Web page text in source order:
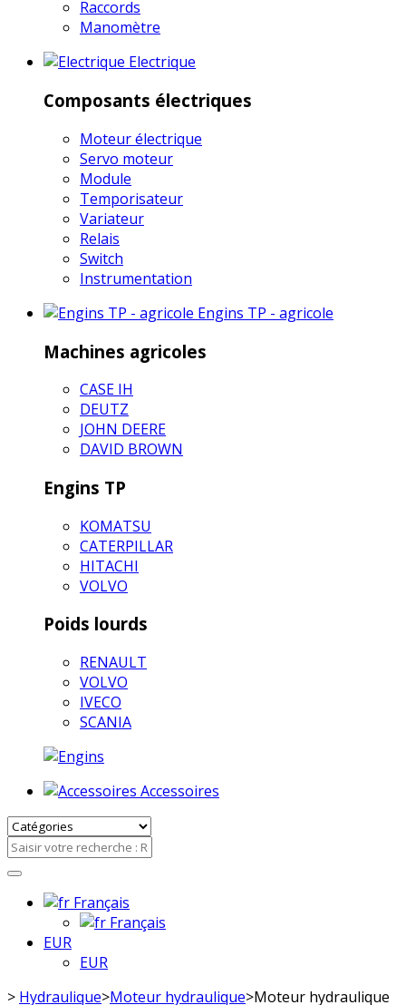
Raccords
Manomètre
Electrique
Composants électriques
Moteur électrique
Servo moteur
Module
Temporisateur
Variateur
Relais
Switch
Instrumentation
Engins TP - agricole
Machines agricoles
CASE IH
DEUTZ
JOHN DEERE
DAVID BROWN
Engins TP
KOMATSU
CATERPILLAR
HITACHI
VOLVO
Poids lourds
RENAULT
VOLVO
IVECO
SCANIA
Accessoires
Français
Français
EUR
EUR
> Hydraulique>Moteur hydraulique>Moteur hydraulique